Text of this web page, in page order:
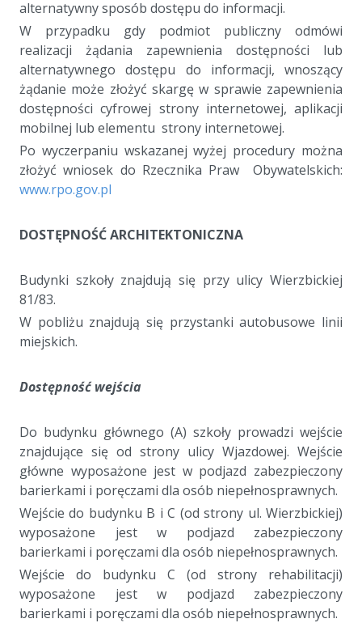
alternatywny sposób dostępu do informacji.
W przypadku gdy podmiot publiczny odmówi
realizacji żądania zapewnienia dostępności lub
alternatywnego dostępu do informacji, wnoszący
żądanie może złożyć skargę w sprawie zapewnienia
dostępności cyfrowej strony internetowej, aplikacji
mobilnej lub elementu strony internetowej.
Po wyczerpaniu wskazanej wyżej procedury można
złożyć wniosek do Rzecznika Praw Obywatelskich:
www.rpo.gov.pl
DOSTĘPNOŚĆ ARCHITEKTONICZNA
Budynki szkoły znajdują się przy ulicy Wierzbickiej
81/83.
W pobliżu znajdują się przystanki autobusowe linii
miejskich.
Dostępność wejścia
Do budynku głównego (A) szkoły prowadzi wejście
znajdujące się od strony ulicy Wjazdowej. Wejście
główne wyposażone jest w podjazd zabezpieczony
barierkami i poręczami dla osób niepełnosprawnych.
Wejście do budynku B i C (od strony ul. Wierzbickiej)
wyposażone jest w podjazd zabezpieczony
barierkami i poręczami dla osób niepełnosprawnych.
Wejście do budynku C (od strony rehabilitacji)
wyposażone jest w podjazd zabezpieczony
barierkami i poręczami dla osób niepełnosprawnych.